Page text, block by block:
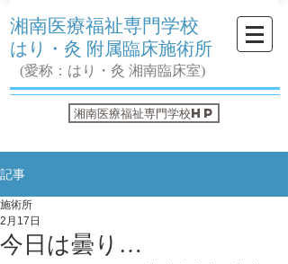
湘南医療福祉専門学校
はり・灸 附属臨床施術所
(愛称：はり・灸 湘南臨床室)
湘南医療福祉専門学校HP
記事
今日は曇り…
施術所
2月17日